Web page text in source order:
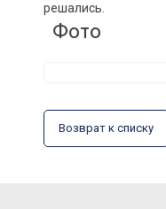
решались.
Фото
Возврат к списку